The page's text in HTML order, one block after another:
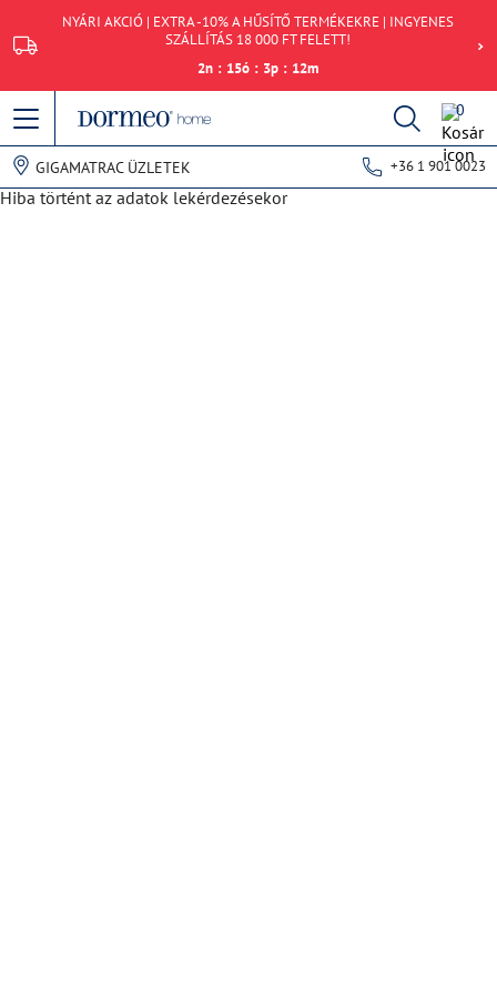
NYÁRI AKCIÓ | EXTRA -10% A HŰSÍTŐ TERMÉKEKRE | INGYENES
SZÁLLÍTÁS 18 000 FT FELETT!
2n : 15ó : 3p : 12m
0
GIGAMATRAC ÜZLETEK +36 1 901 0023
Hiba történt az adatok lekérdezésekor